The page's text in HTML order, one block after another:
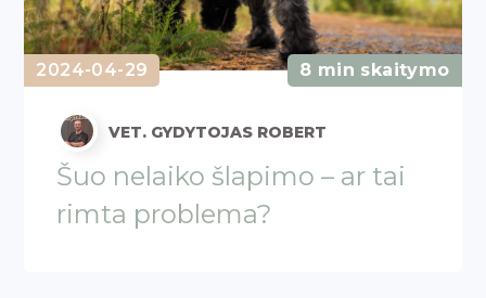
2024-04-29 8 min skaitymo
VET. GYDYTOJAS ROBERT
Šuo nelaiko šlapimo – ar tai
rimta problema?